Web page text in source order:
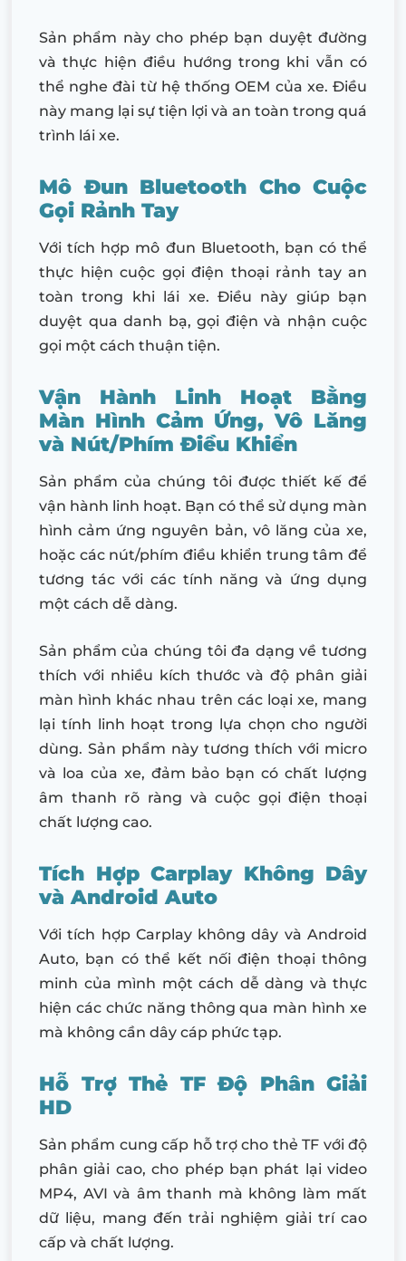
Sản phẩm này cho phép bạn duyệt đường
và thực hiện điều hướng trong khi vẫn có
thể nghe đài từ hệ thống OEM của xe. Điều
này mang lại sự tiện lợi và an toàn trong quá
trình lái xe.
Mô Đun Bluetooth Cho Cuộc
Gọi Rảnh Tay
Với tích hợp mô đun Bluetooth, bạn có thể
thực hiện cuộc gọi điện thoại rảnh tay an
toàn trong khi lái xe. Điều này giúp bạn
duyệt qua danh bạ, gọi điện và nhận cuộc
gọi một cách thuận tiện.
Vận Hành Linh Hoạt Bằng
Màn Hình Cảm Ứng, Vô Lăng
và Nút/Phím Điều Khiển
Sản phẩm của chúng tôi được thiết kế để
vận hành linh hoạt. Bạn có thể sử dụng màn
hình cảm ứng nguyên bản, vô lăng của xe,
hoặc các nút/phím điều khiển trung tâm để
tương tác với các tính năng và ứng dụng
một cách dễ dàng.
Sản phẩm của chúng tôi đa dạng về tương
thích với nhiều kích thước và độ phân giải
màn hình khác nhau trên các loại xe, mang
lại tính linh hoạt trong lựa chọn cho người
dùng. Sản phẩm này tương thích với micro
và loa của xe, đảm bảo bạn có chất lượng
âm thanh rõ ràng và cuộc gọi điện thoại
chất lượng cao.
Tích Hợp Carplay Không Dây
và Android Auto
Với tích hợp Carplay không dây và Android
Auto, bạn có thể kết nối điện thoại thông
minh của mình một cách dễ dàng và thực
hiện các chức năng thông qua màn hình xe
mà không cần dây cáp phức tạp.
Hỗ Trợ Thẻ TF Độ Phân Giải
HD
Sản phẩm cung cấp hỗ trợ cho thẻ TF với độ
phân giải cao, cho phép bạn phát lại video
MP4, AVI và âm thanh mà không làm mất
dữ liệu, mang đến trải nghiệm giải trí cao
cấp và chất lượng.